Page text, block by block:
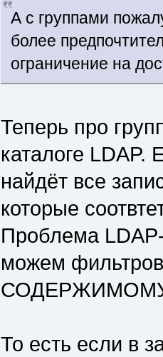
А с группами
более
ограничение на
Теперь про
каталоге LDAP.
найдёт все
которые
Проблема
можем
То есть если в